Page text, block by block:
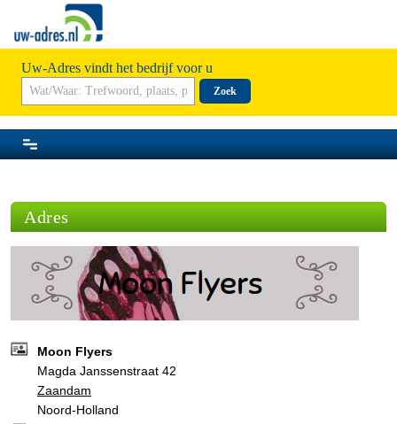
Uw-Adres vindt het bedrijf voor u
Zoek
Adres
Moon Flyers
Magda Janssenstraat 42
Zaandam
Noord-Holland